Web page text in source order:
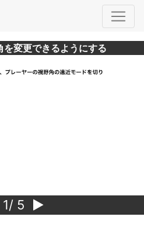
を変更できるようにする
1/ 5